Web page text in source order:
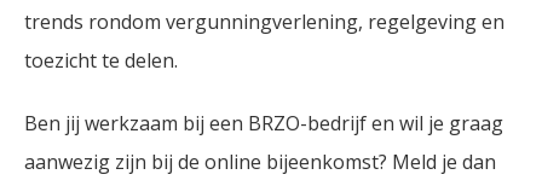
trends rondom vergunningverlening, regelgeving en
toezicht te delen.
Ben jij werkzaam bij een BRZO-bedrijf en wil je graag
aanwezig zijn bij de online bijeenkomst? Meld je dan